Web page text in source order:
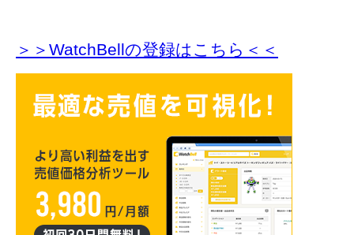
＞＞WatchBellの登録はこちら＜＜